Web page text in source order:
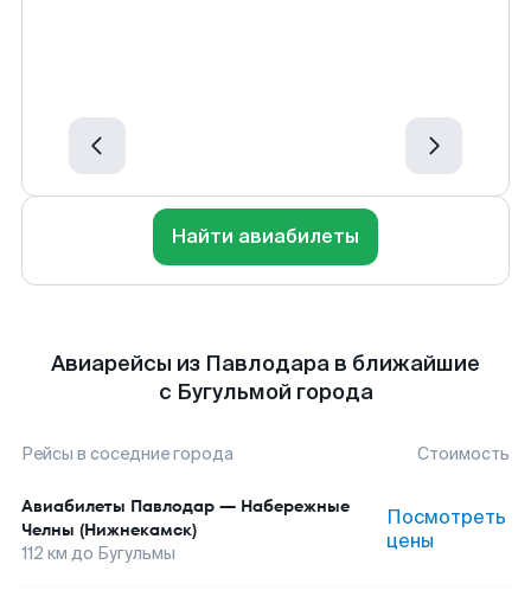
Найти авиабилеты
Авиарейсы из Павлодара в ближайшие
с Бугульмой города
Рейсы в соседние города Стоимость
Авиабилеты Павлодар — Набережные
Челны (Нижнекамск)
112 км до Бугульмы
Посмотреть
цены